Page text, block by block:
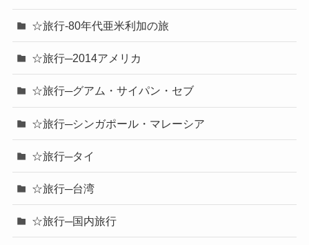
☆旅行-80年代亜米利加の旅
☆旅行─2014アメリカ
☆旅行─グアム・サイパン・セブ
☆旅行─シンガポール・マレーシア
☆旅行─タイ
☆旅行─台湾
☆旅行─国内旅行